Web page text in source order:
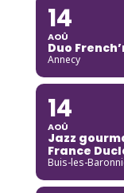
14
AOÛ
Duo
Annecy
14
AOÛ
Jazz
France
Buis-les-